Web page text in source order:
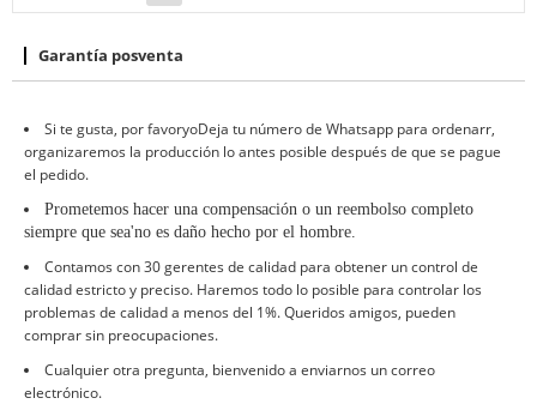
Garantía posventa
Si te gusta, por favoryoDeja tu número de Whatsapp para ordenarr,
organizaremos la producción lo antes posible después de que se pague
el pedido.
Prometemos hacer una compensación o un reembolso completo
siempre que sea'no es daño hecho por el hombre
Contamos con 30 gerentes de calidad para obtener un control de
calidad estricto y preciso. Haremos todo lo posible para controlar los
problemas de calidad a menos del 1%. Queridos amigos, pueden
comprar sin preocupaciones.
Cualquier otra pregunta, bienvenido a enviarnos un correo
electrónico.